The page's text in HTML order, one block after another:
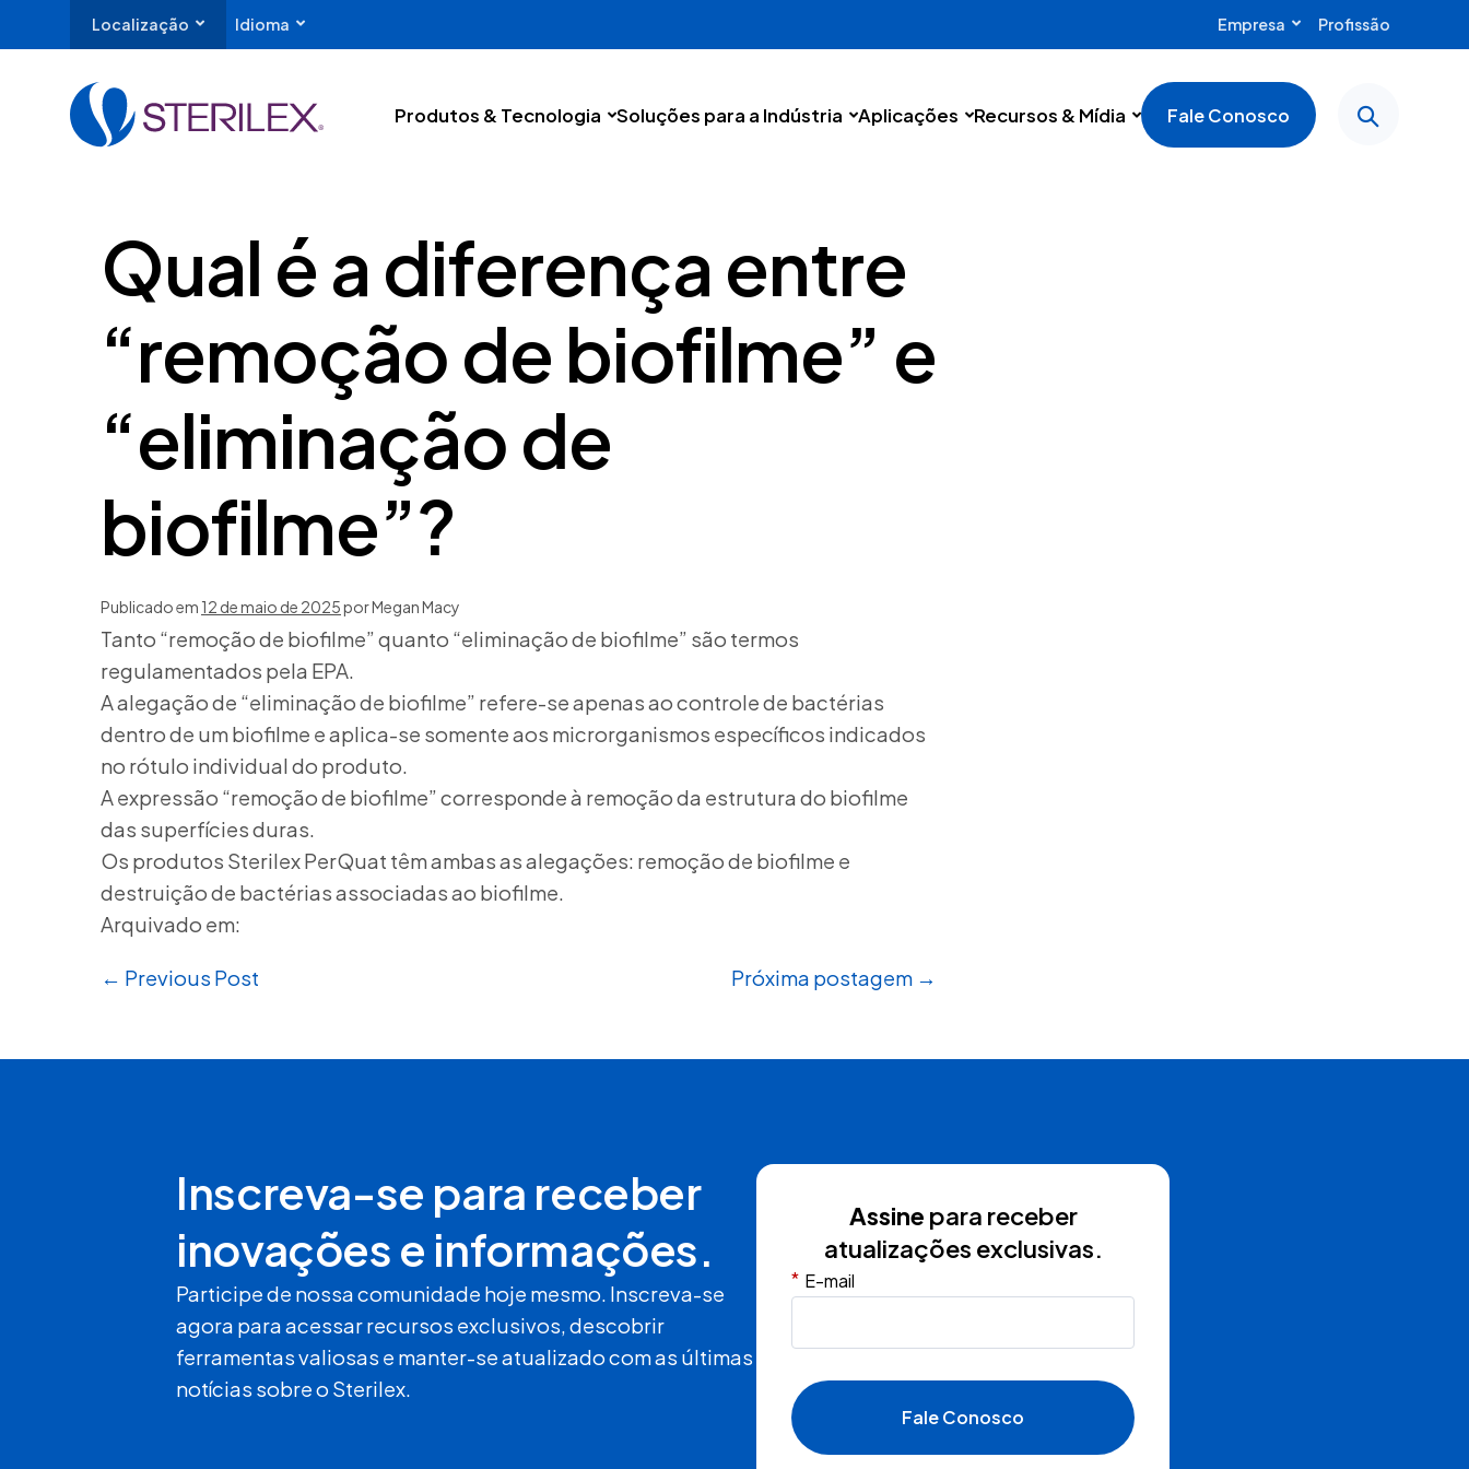
Localização Idioma Empresa Profissão
Produtos & Tecnologia Soluções para a Indústria Aplicações Recursos & Mídia Fale Conosco
Qual é a diferença entre
“remoção de biofilme” e
“eliminação de
biofilme”?
Publicado em 12 de maio de 2025porMegan Macy
Tanto “remoção de biofilme” quanto “eliminação de biofilme” são termos
regulamentados pela EPA.
A alegação de “eliminação de biofilme” refere-se apenas ao controle de bactérias
dentro de um biofilme e aplica-se somente aos microrganismos específicos indicados
no rótulo individual do produto.
A expressão “remoção de biofilme” corresponde à remoção da estrutura do biofilme
das superfícies duras.
Os produtos Sterilex PerQuat têm ambas as alegações: remoção de biofilme e
destruição de bactérias associadas ao biofilme.
Arquivado em:
← Previous Post Próxima postagem →
Inscreva-se para receber
inovações e informações.
Participe de nossa comunidade hoje mesmo. Inscreva-se
agora para acessar recursos exclusivos, descobrir
ferramentas valiosas e manter-se atualizado com as últimas
notícias sobre o Sterilex.
Assine para receber
atualizações exclusivas.
* E-mail
Fale Conosco